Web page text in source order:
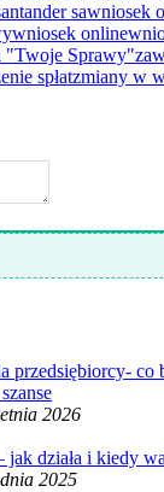
sawniosek
wniosek online
"Twoje Sprawy"
spłatzmiany w
przedsiębiorcy- co
2026
działa i kiedy
2025